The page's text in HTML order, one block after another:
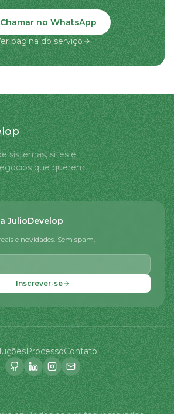
Chamar no WhatsApp
página do serviço
sistemas, sites e
que querem
JulioDevelop
e novidades. Sem spam.
Inscrever-se
ProcessoContato